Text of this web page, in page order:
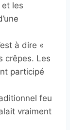
les
à dire «
crêpes. Les
participé
feu
vraiment